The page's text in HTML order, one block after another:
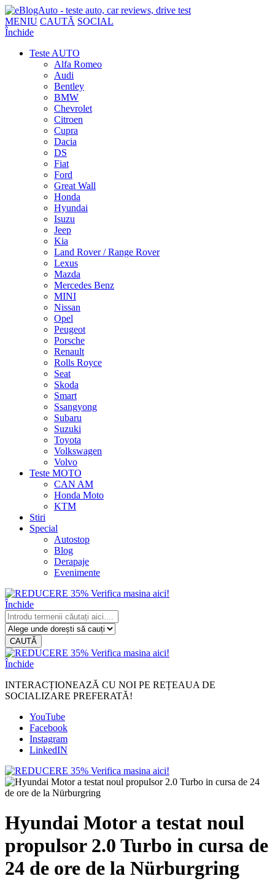
MENIU CAUTĂ SOCIAL
Închide
Teste AUTO
Alfa Romeo
Audi
Bentley
BMW
Chevrolet
Citroen
Cupra
Dacia
DS
Fiat
Ford
Great Wall
Honda
Hyundai
Isuzu
Jeep
Kia
Land Rover / Range Rover
Lexus
Mazda
Mercedes Benz
MINI
Nissan
Opel
Peugeot
Porsche
Renault
Rolls Royce
Seat
Skoda
Smart
Ssangyong
Subaru
Suzuki
Toyota
Volkswagen
Volvo
Teste MOTO
CAN AM
Honda Moto
KTM
Stiri
Special
Autostop
Blog
Derapaje
Evenimente
Închide
CAUTĂ
Închide
INTERACȚIONEAZĂ CU NOI PE REȚEAUA DE
SOCIALIZARE PREFERATĂ!
YouTube
Facebook
Instagram
LinkedIN
Hyundai Motor a testat noul
propulsor 2.0 Turbo in cursa de
24 de ore de la Nürburgring